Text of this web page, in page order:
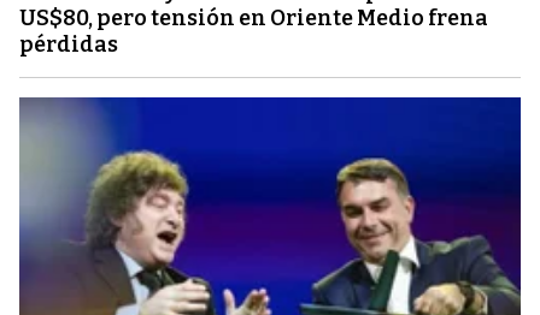
US$80, pero tensión en Oriente Medio frena
pérdidas